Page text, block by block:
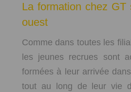
La formation chez GT
ouest
Comme dans toutes les
les jeunes recrues sont
formées à leur arrivée
tout au long de leur vie